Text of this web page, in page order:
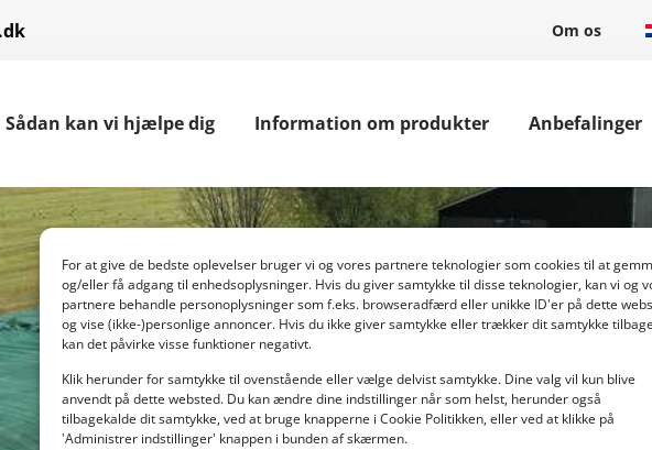
For at give de bedste oplevelser bruger vi og vores partnere teknologier som cookies til at
og/eller få adgang til enhedsoplysninger. Hvis du giver samtykke til disse teknologier, kan vi og
partnere behandle personoplysninger som f.eks. browseradfærd eller unikke ID'er på dette
og vise (ikke-)personlige annoncer. Hvis du ikke giver samtykke eller trækker dit samtykke
kan det påvirke visse funktioner negativt.
Klik herunder for samtykke til ovenstående eller vælge delvist samtykke. Dine valg vil kun blive
anvendt på dette websted. Du kan ændre dine indstillinger når som helst, herunder også
tilbagekalde dit samtykke, ved at bruge knapperne i Cookie Politikken, eller ved at klikke på
'Administrer indstillinger' knappen i bunden af skærmen.
Om os
Sådan kan vi hjælpe dig Information om produkter Anbefalinger
Cookiebeleid
Home»Cookiebeleid